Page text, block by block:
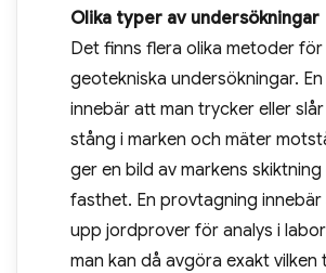
Olika typer av undersökningar
Det finns flera olika metoder för
geotekniska undersökningar.
innebär att man trycker eller
stång i marken och mäter
ger en bild av markens
fasthet. En provtagning
upp jordprover för analys i
man kan då avgöra exakt vilken